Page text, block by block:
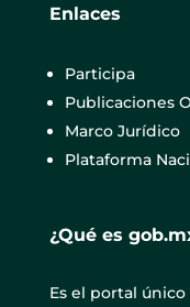
Enlaces
Participa
Publicaciones
Marco Jurídico
Plataforma
¿Qué es
Es el portal